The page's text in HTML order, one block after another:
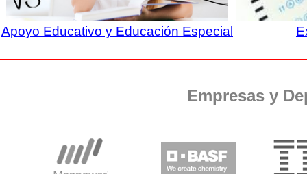
Apoyo Educativo y Educación Especial
Empresas y